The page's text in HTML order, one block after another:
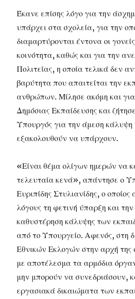
Έκανε επίσης λόγο για την
υπάρχει στα σχολεία, για την
διαμαρτύρονται έντονα οι
κοινότητα, καθώς και για την
Πολιτείας, η οποία τελικά δεν
βαρύτητα που απαιτείται την
ανθρώπων. Μίλησε ακόμη και
Δημόσιας Εκπαίδευσης και
Υπουργός για την άμεση
εξακολουθούν να υπάρχουν.
«Είναι θέμα ολίγων ημερών να
τελευταία κενά», απάντησε ο
Ευριπίδης Στυλιανίδης, ο
λόγους τη φετινή ύπαρξη και
καθυστέρηση κάλυψης των
από το Υπουργείο. Αφενός, στη
Εθνικών Εκλογών στην αρχή της
με αποτέλεσμα τα αρμόδια
μην μπορούν να συνεδριάσουν,
εργασιακά δικαιώματα των